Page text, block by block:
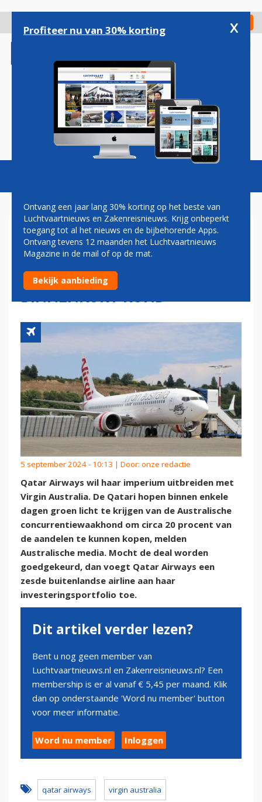
gaan
Check in
Magazine Podcasts Vacatures
QATAR AIRWAYS WIL ZICH
INKOPEN BIJ VIRGIN
AUSTRALIA: DEAL
BINNENKORT ROND
5 september 2024 - 10:13 | Door: onze redactie
Qatar Airways wil haar imperium uitbreiden met
Virgin Australia. De Qatari hopen binnen enkele
dagen groen licht te krijgen van de Australische
concurrentiewaakhond om circa 20 procent van
de aandelen te kunnen kopen, melden
Australische media. Mocht de deal worden
goedgekeurd, dan voegt Qatar Airways een
zesde buitenlandse airline aan haar
investeringsportfolio toe.
Dit artikel verder lezen?
Bent u nog geen member van
Luchtvaartnieuws.nl en Zakenreisnieuws.nl? Een
membership is er al vanaf € 5,45 per maand. Klik
dan op onderstaande 'Word nu member' button
voor meer informatie.
Word nu member Inloggen
qatar airways virgin australia
Profiteer nu van 30% korting x
Ontvang een jaar lang 30% korting op het beste van
Luchtvaartnieuws en Zakenreisnieuws. Krijg onbeperkt
toegang tot al het nieuws en de bijbehorende Apps.
Ontvang tevens 12 maanden het Luchtvaartnieuws
Magazine in de mail of op de mat.
Bekijk aanbieding